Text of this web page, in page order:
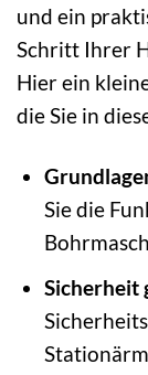
und ein
Schritt Ihrer
Hier ein
die Sie in
Sie die
Sicherheit